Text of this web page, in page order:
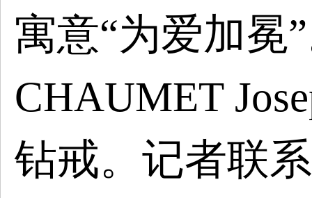
寓意“为爱加冕
CHAUMET
钻戒。记者联